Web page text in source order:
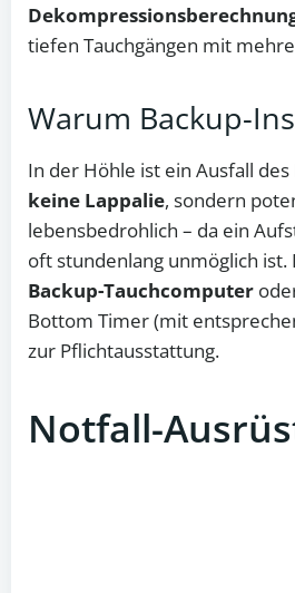
tiefen Tauchgängen mit
Warum Backup-
In der Höhle ist ein Ausfall
keine Lappalie, sondern
lebensbedrohlich – da ein
oft stundenlang unmöglich ist.
Backup-Tauchcomputer
Bottom Timer (mit
zur Pflichtausstattung.
Notfall-